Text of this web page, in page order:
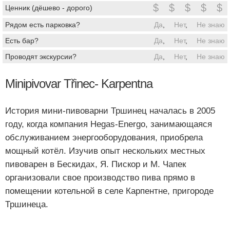
Ценник (дёшево - дорого) $ $ $ $ $
Рядом есть парковка? Да Нет,
Не знаю
Есть бар?
Да Нет,
Не знаю
Проводят экскурсии?
Да Нет, Не знаю
Minipivovar Třinec- Karpentna
История мини-пивоварни Тршинец началась в 2005
году, когда компания Hegas-Energo, занимающаяся
обслуживанием энергооборудования, приобрела
мощный котёл. Изучив опыт нескольких местных
пивоварен в Бескидах, Я. Пискор и М. Чапек
организовали свое производство пива прямо в
помещении котельной в селе Карпентне, пригороде
Тршинеца.